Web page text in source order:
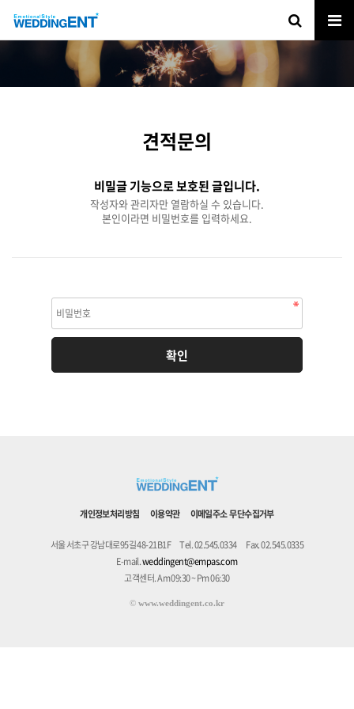
견적문의
비밀글 기능으로 보호된 글입니다.
작성자와 관리자만 열람하실 수 있습니다.
본인이라면 비밀번호를 입력하세요.
개인정보처리방침 이용약관 이메일주소 무단수집거부
서울 서초구 강남대로95길 48-21B1F Tel. 02.545.0334
Fax. 02.545.0335
E-mail.weddingent@empas.com
고객센터. Am 09:30 ~ Pm 06:30
© www.weddingent.co.kr